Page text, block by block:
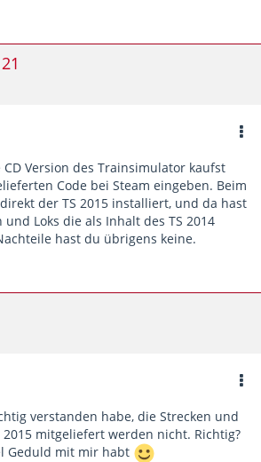
Version des Trainsimulator kaufst
Code bei Steam eingeben. Beim
der TS 2015 installiert, und da hast
Loks die als Inhalt des TS 2014
hast du übrigens keine.
verstanden habe, die Strecken und
2015 mitgeliefert werden nicht. Richtig?
Geduld mit mir habt